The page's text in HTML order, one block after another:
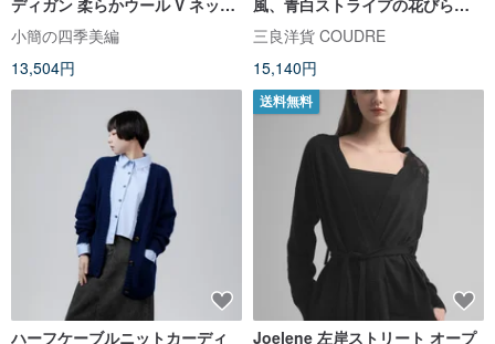
ディガン 柔らかウール V ネック
重ね着
小簡の四季美編
13,504円
風、青白ストライプの花びら襟
ニットウールセーター
三良洋貨 COUDRE
15,140円
ハーフケーブルニットカーディ
送料無料
Joelene 左岸ストリート オープ